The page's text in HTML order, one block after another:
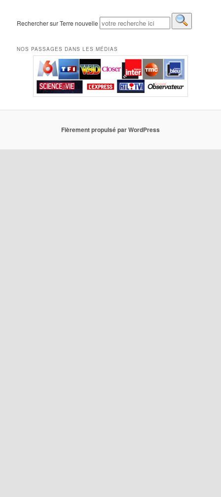
Rechercher sur Terre nouvelle
NOS PASSAGES DANS LES MÉDIAS
Fièrement propulsé par WordPress